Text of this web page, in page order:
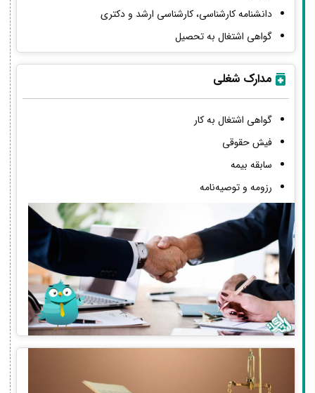
دانشنامه کارشناسی، کارشناسی ارشد و دکتری
گواهی اشتغال به تحصیل
مدارک شغلی
گواهی اشتغال به کار
فیش حقوقی
سابقه بیمه
رزومه و توصیه‌نامه